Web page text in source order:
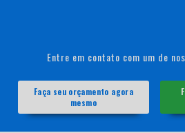
Entre em contato com um de
Faça seu orçamento agora
mesmo